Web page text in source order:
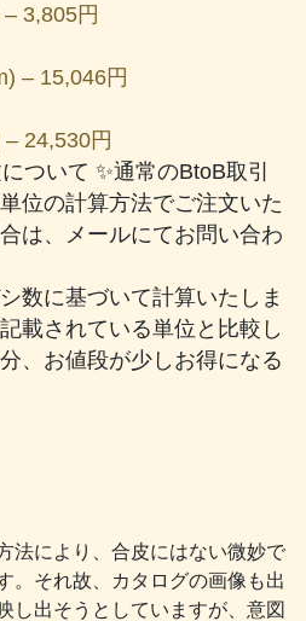
3,805円
– 15,046円
24,530円
ついて ✨通常のBtoB取引
位の計算方法でご注文いた
は、メールにてお問い合わ
数に基づいて計算いたしま
載されている単位と比較し
、お値段が少しお得になる
法により、合皮にはない微妙で
。それ故、カタログの画像も出
し出そうとしていますが、意図